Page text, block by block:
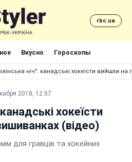
rbc.ua
Вкусно Гороскопы
ніч": канадські хокеїсти вийшли на
2018, 12:57
хокеїсти
(відео)
для гравців та хокейних